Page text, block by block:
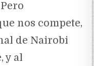
Pero
nos compete,
de Nairobi
y al